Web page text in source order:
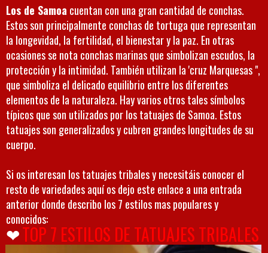
Los de Samoa cuentan con una gran cantidad de conchas.
Estos son principalmente conchas de tortuga que representan
la longevidad, la fertilidad, el bienestar y la paz. En otras
ocasiones se nota conchas marinas que simbolizan escudos, la
protección y la intimidad. También utilizan la 'cruz Marquesas ",
que simboliza el delicado equilibrio entre los diferentes
elementos de la naturaleza. Hay varios otros tales símbolos
típicos que son utilizados por los tatuajes de Samoa. Estos
tatuajes son generalizados y cubren grandes longitudes de su
cuerpo.
Si os interesan los tatuajes tribales y necesitáis conocer el
resto de variedades aquí os dejo este enlace a una entrada
anterior donde describo los 7 estilos mas populares y
conocidos:
❤TOP 7 ESTILOS DE TATUAJES TRIBALES